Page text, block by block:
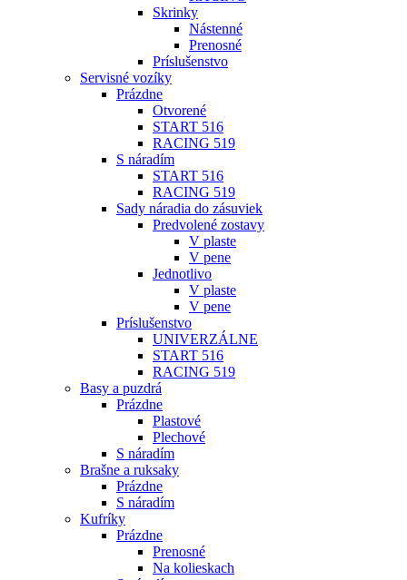
Skrinky
Nástenné
Prenosné
Príslušenstvo
Servisné vozíky
Prázdne
Otvorené
START 516
RACING 519
S náradím
START 516
RACING 519
Sady náradia do zásuviek
Predvolené zostavy
V plaste
V pene
Jednotlivo
V plaste
V pene
Príslušenstvo
UNIVERZÁLNE
START 516
RACING 519
Basy a puzdrá
Prázdne
Plastové
Plechové
S náradím
Brašne a ruksaky
Prázdne
S náradím
Kufríky
Prázdne
Prenosné
Na kolieskach